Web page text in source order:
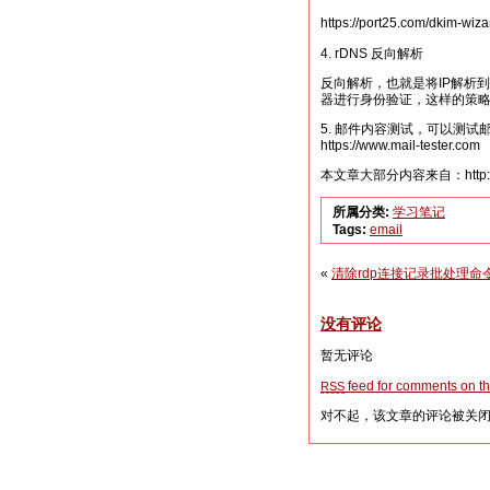
https://port25.com/dkim-
4. rDNS 反向解析
反向解析，也就是将IP解析
器进行身份验证，这样的策
5. 邮件内容测试，可以测试
https://www.mail-tester.com
本文章大部分内容来自：
所属分类: 学习笔记
Tags: email
« 清除rdp连接记录批处理命
没有评论
暂无评论
RSS feed for comments on
对不起，该文章的评论被关